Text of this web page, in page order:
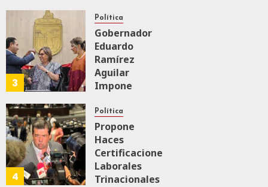
Firme
AGOSTO 6, 2026
0
167
3
Política
Gobernador
Eduardo
Ramírez
Aguilar
Impone
“Rosario
Castellanos”
A
Malú Mícher
AGOSTO 6, 2026
4
Política
Propone
Haces
Certificaciones
Laborales
Trinacionales